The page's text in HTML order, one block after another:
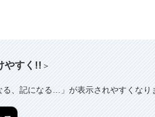
やすく!! ＞
、記になる…」が表示されやすくなり